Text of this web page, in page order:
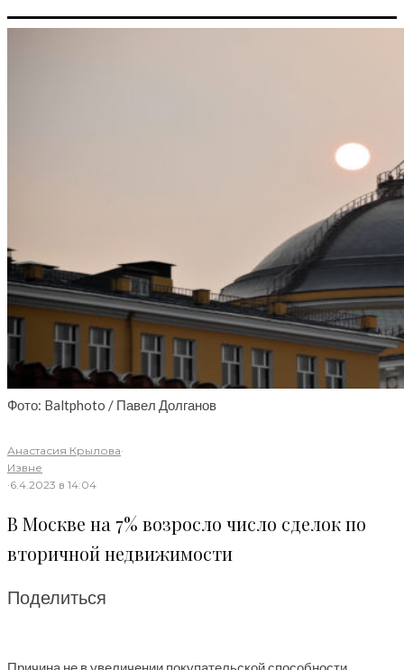
Фото: Baltphoto / Павел Долганов
Анастасия Крылова·
Извне
·6.4.2023 в 14:04
В Москве на 7% возросло число сделок по
вторичной недвижимости
Поделиться